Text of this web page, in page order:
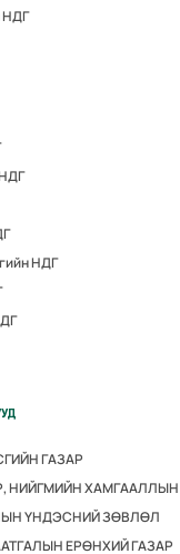
НДГ
НДГ
ГАЗАР
НИЙГМИЙН
ҮНДЭСНИЙ ЗӨВЛӨЛ
ЕРӨНХИЙ ГАЗАР